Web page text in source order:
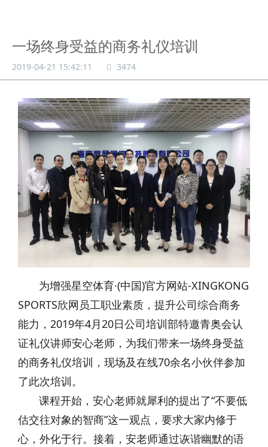
一场终身受益的商务礼仪培训
2019-04-21 15:42:11 3474
为增强星空体育·(中国)官方网站-XINGKONG
SPORTS欣网员工职业素质，提升公司综合商务
能力，2019年4月20日公司培训部特邀青奥会认
证礼仪讲师安心老师，为我们带来一场终身受益
的商务礼仪培训，现场及在线70余名小伙伴参加
了此次培训。
课程开始，安心老师就犀利的提出了“不要低
估交往对象的智商”这一观点，要求大家内修于
心，外化于行。接着，安老师通过诙谐幽默的语